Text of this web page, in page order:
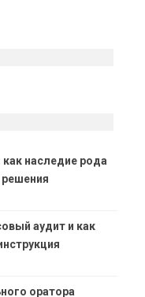
наследие рода
решения
аудит и как
оратора